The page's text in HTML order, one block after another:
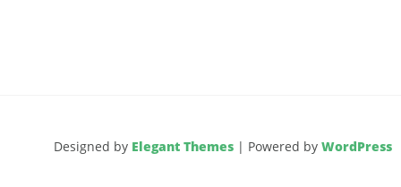
Designed by Elegant Themes | Powered by WordPress